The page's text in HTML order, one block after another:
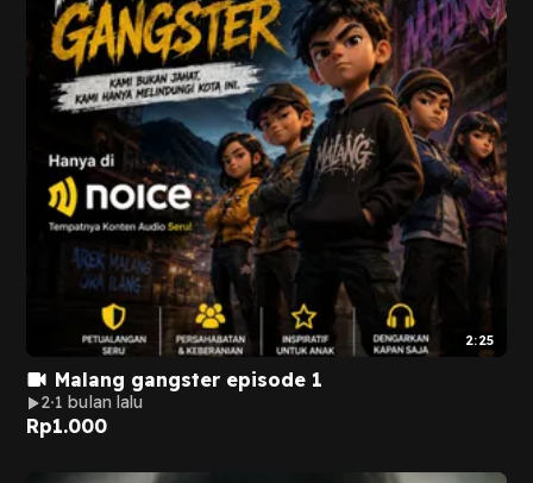
2:25
Malang gangster episode 1
2 1 bulan lalu
Rp1.000